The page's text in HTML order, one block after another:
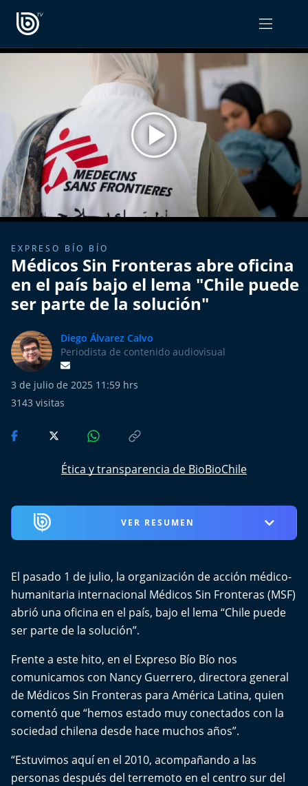
Radiograma
Expreso Bío Bío
Podría Ser Peor
La Entrevista de Tomás Mosciatti
Entrevistas BioBioTV
Comentarios de Tomás Mosciatti
Más de Ti Podcast
Realizadores
Retropop
Tu Mereces Ser Feliz
Cultura y Espectáculos
Del Fin del Mundo
Deportes
Conexión Digital
La Ruta del Pulsar
Psicología Abierta
PODCAST RADIOGRAMA
EXPRESO BÍO BÍO
Médicos Sin Fronteras abre oficina
en el país bajo el lema "Chile puede
ser parte de la solución"
Diego Álvarez Calvo
Periodista de contenido audiovisual
3 de julio de 2025 11:59 hrs
3143 visitas
Ética y transparencia de BioBioChile
VER RESUMEN
El pasado 1 de julio, la organización de acción médico-
humanitaria internacional Médicos Sin Fronteras (MSF)
abrió una oficina en el país, bajo el lema “Chile puede
ser parte de la solución”.
Frente a este hito, en el Expreso Bío Bío nos
comunicamos con Nancy Guerrero, directora general
de Médicos Sin Fronteras para América Latina, quien
comentó que “hemos estado muy conectados con la
sociedad chilena desde hace muchos años”.
“Estuvimos aquí en el 2010, acompañando a las
personas después del terremoto en el centro sur del